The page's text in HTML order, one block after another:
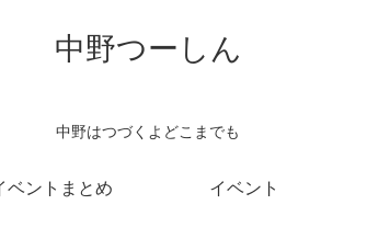
中野つーしん
中野はつづくよどこまでも
ベントまとめ イベント